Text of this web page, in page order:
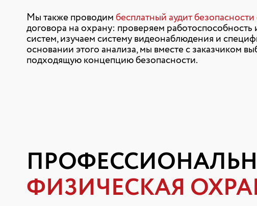
Мы также проводимбесплатный аудит безопасности
договора на охрану: проверяем работоспособность
систем, изучаем систему видеонаблюдения и
основании этого анализа, мы вместе с заказчиком
подходящую концепцию безопасности.
ФИЗИЧЕСКАЯ